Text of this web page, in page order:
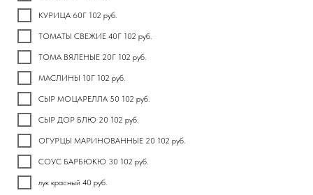
КУРИЦА 60Г 102 руб.
ТОМАТЫ СВЕЖИЕ 40Г 102 руб.
ТОМА ВЯЛЕНЫЕ 20Г 102 руб.
МАСЛИНЫ 10Г 102 руб.
СЫР МОЦАРЕЛЛА 50 102 руб.
СЫР ДОР БЛЮ 20 102 руб.
ОГУРЦЫ МАРИНОВАННЫЕ 20 102 руб.
СОУС БАРБЮКЮ 30 102 руб.
лук красный 40 руб.